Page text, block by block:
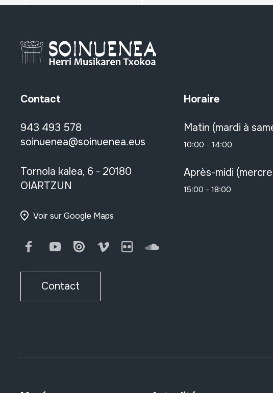
Contact
943 493 578
soinuenea@soinuenea.eus
Tornola kalea, 6 - 20180
OIARTZUN
Voir sur Google Maps
FacebookYoutubeIssuu Vimeo FlickrSoundCloud
Contact
Horaire
Matin (mardi à
10:00 - 14:00
Après-midi
15:00 - 18:00